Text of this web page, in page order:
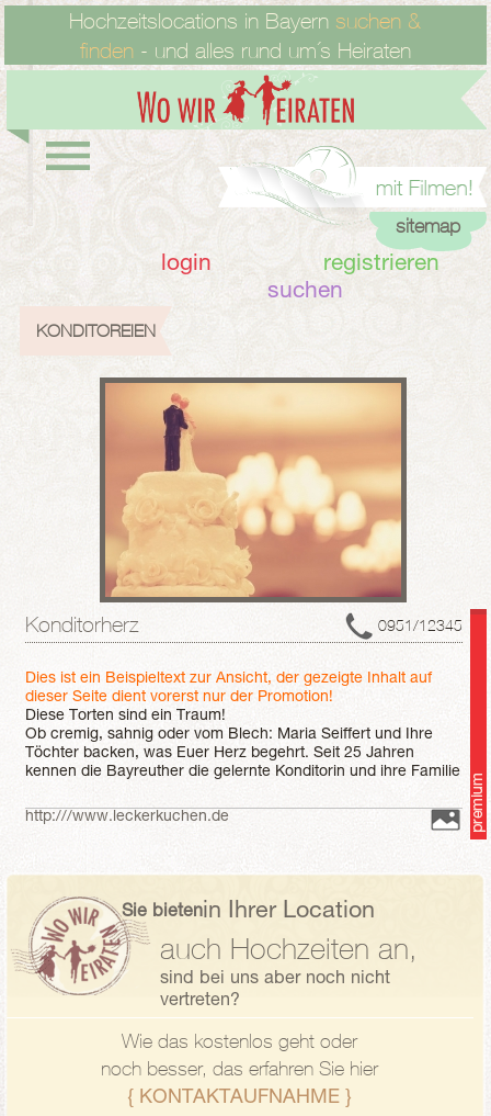
Hochzeitslocations in Bayern suchen &
finden- und alles rund um´s Heiraten
sitemap
login
registrieren
suchen
KONDITOREIEN
Konditorherz 0951/12345
Dies ist ein Beispieltext zur Ansicht, der gezeigte Inhalt auf
dieser Seite dient vorerst nur der Promotion!
Diese Torten sind ein Traum!
Ob cremig, sahnig oder vom Blech: Maria Seiffert und Ihre
Töchter backen, was Euer Herz begehrt. Seit 25 Jahren
kennen die Bayreuther die gelernte Konditorin und ihre Familie
Ihren Kuchen und Schnittchen, Teilchen und mehrstöckigen
Köstlichkeiten auch an.
Eurer Feier.
http:///www.leckerkuchen.de
Sie bietenin Ihrer Location
auch Hochzeiten an,
sind bei uns aber noch nicht
vertreten?
Wie das kostenlos geht oder
noch besser, das erfahren Sie hier
{ KONTAKTAUFNAHME }